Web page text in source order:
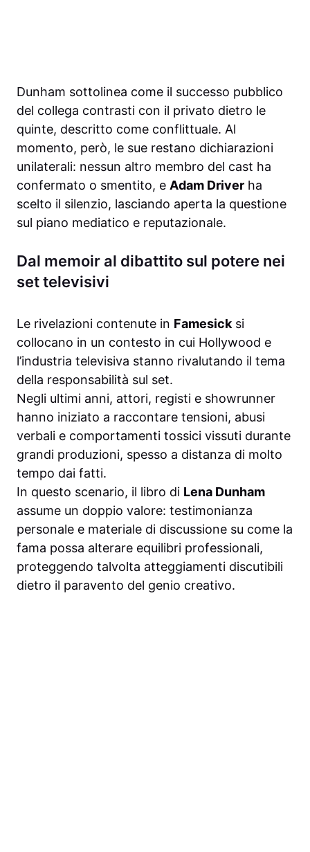
Dunham sottolinea come il successo pubblico
del collega contrasti con il privato dietro le
quinte, descritto come conflittuale. Al
momento, però, le sue restano dichiarazioni
unilaterali: nessun altro membro del cast ha
confermato o smentito, e Adam Driver ha
scelto il silenzio, lasciando aperta la questione
sul piano mediatico e reputazionale.
Dal memoir al dibattito sul potere nei
set televisivi
Le rivelazioni contenute in Famesick si
collocano in un contesto in cui Hollywood e
l’industria televisiva stanno rivalutando il tema
della responsabilità sul set.
Negli ultimi anni, attori, registi e showrunner
hanno iniziato a raccontare tensioni, abusi
verbali e comportamenti tossici vissuti durante
grandi produzioni, spesso a distanza di molto
tempo dai fatti.
In questo scenario, il libro di Lena Dunham
assume un doppio valore: testimonianza
personale e materiale di discussione su come la
fama possa alterare equilibri professionali,
proteggendo talvolta atteggiamenti discutibili
dietro il paravento del genio creativo.